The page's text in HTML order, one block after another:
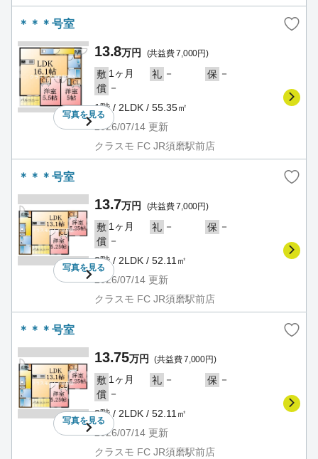
＊＊＊号室
写真を見る
13.8万円 (共益費 7,000円)
敷 1ヶ月 礼 － 保 －
償 －
1階 / 2LDK / 55.35㎡
2026/07/14 更新
クラスモ FC JR須磨駅前店
＊＊＊号室
写真を見る
13.7万円 (共益費 7,000円)
敷 1ヶ月 礼 － 保 －
償 －
2階 / 2LDK / 52.11㎡
2026/07/14 更新
クラスモ FC JR須磨駅前店
＊＊＊号室
写真を見る
13.75万円 (共益費 7,000円)
敷 1ヶ月 礼 － 保 －
償 －
3階 / 2LDK / 52.11㎡
2026/07/14 更新
クラスモ FC JR須磨駅前店